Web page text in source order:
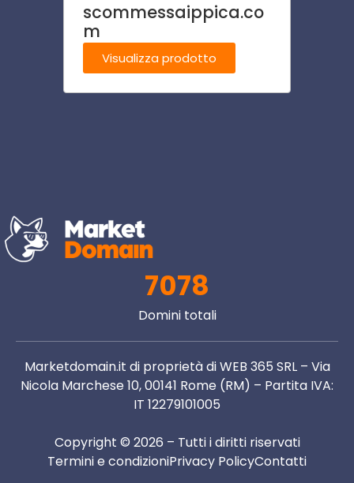
scommessaippica.co
m
Visualizza prodotto
7078
Domini totali
Marketdomain.it di proprietà di WEB 365 SRL – Via
Nicola Marchese 10, 00141 Rome (RM) – Partita IVA:
IT 12279101005
Copyright © 2026 – Tutti i diritti riservati
Termini e condizioniPrivacy PolicyContatti